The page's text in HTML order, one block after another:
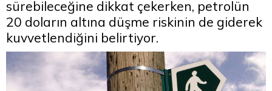
sürebileceğine dikkat çekerken, petrolün
20 doların altına düşme riskinin de giderek
kuvvetlendiğini belirtiyor.